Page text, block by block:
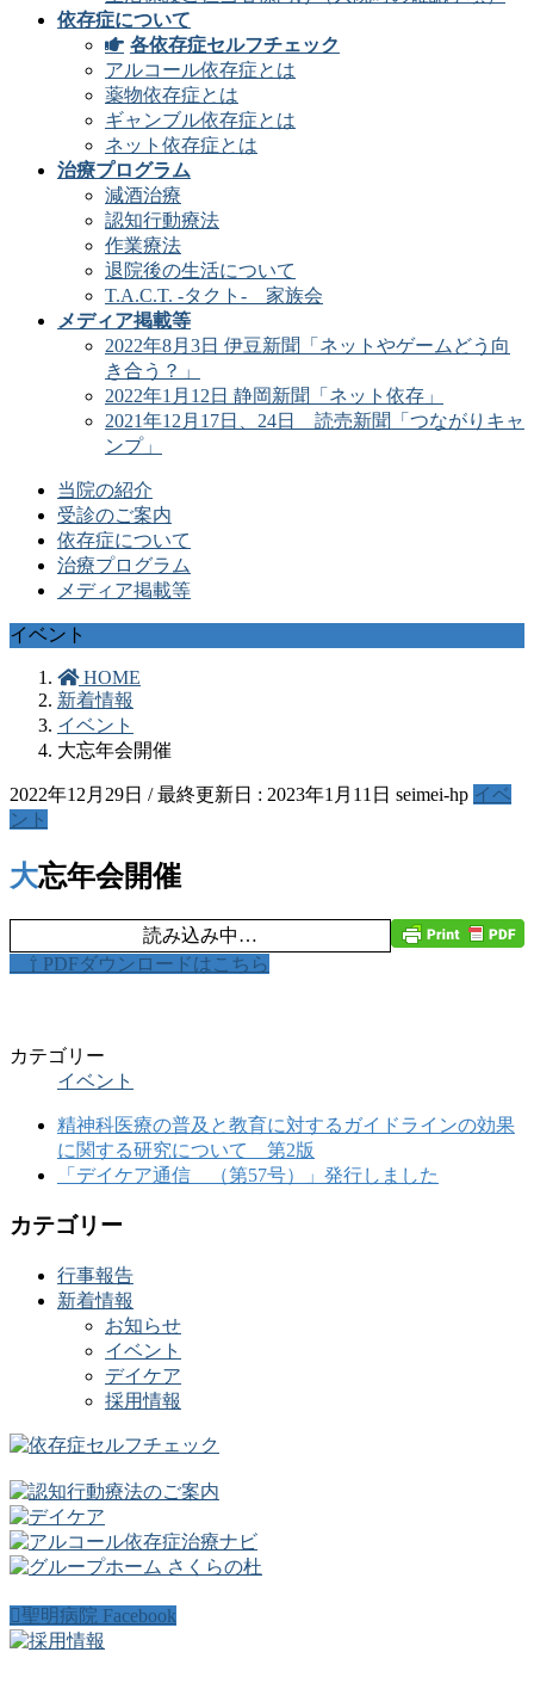
依存症について
各依存症セルフチェック
アルコール依存症とは
薬物依存症とは
ギャンブル依存症とは
ネット依存症とは
治療プログラム
減酒治療
認知行動療法
作業療法
退院後の生活について
T.A.C.T. -タクト- 家族会
メディア掲載等
2022年8月3日 伊豆新聞「ネットやゲームどう向
き合う？」
2022年1月12日 静岡新聞「ネット依存」
2021年12月17日、24日 読売新聞「つながりキャ
ンプ」
当院の紹介
受診のご案内
依存症について
治療プログラム
メディア掲載等
イベント
HOME
新着情報
イベント
大忘年会開催
2022年12月29日 / 最終更新日 : 2023年1月11日 seimei-hp イベ
ント
大忘年会開催
読み込み中…
⇧ PDFダウンロードはこちら
カテゴリー
イベント
精神科医療の普及と教育に対するガイドラインの効果
に関する研究について 第2版
「デイケア通信 （第57号）」発行しました
カテゴリー
行事報告
新着情報
お知らせ
イベント
デイケア
採用情報
聖明病院 Facebook